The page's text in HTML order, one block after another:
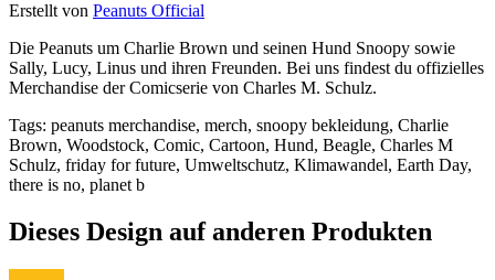
Erstellt von Peanuts Official
Die Peanuts um Charlie Brown und seinen Hund Snoopy sowie
Sally, Lucy, Linus und ihren Freunden. Bei uns findest du offizielles
Merchandise der Comicserie von Charles M. Schulz.
Tags: peanuts merchandise, merch, snoopy bekleidung, Charlie
Brown, Woodstock, Comic, Cartoon, Hund, Beagle, Charles M
Schulz, friday for future, Umweltschutz, Klimawandel, Earth Day,
there is no, planet b
Dieses Design auf anderen Produkten